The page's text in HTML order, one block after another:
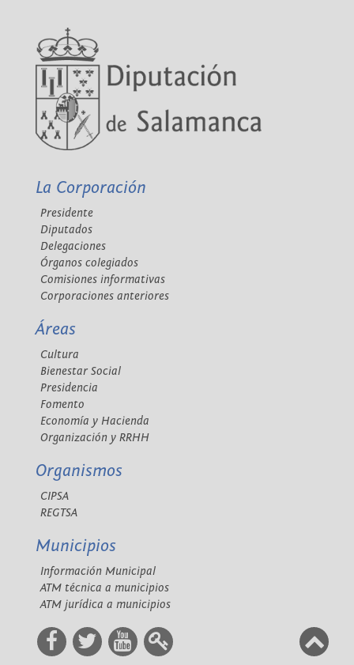
La Corporación
Presidente
Diputados
Delegaciones
Órganos colegiados
Comisiones informativas
Corporaciones anteriores
Áreas
Cultura
Bienestar Social
Presidencia
Fomento
Economía y Hacienda
Organización y RRHH
Organismos
CIPSA
REGTSA
Municipios
Información Municipal
ATM técnica a municipios
ATM jurídica a municipios